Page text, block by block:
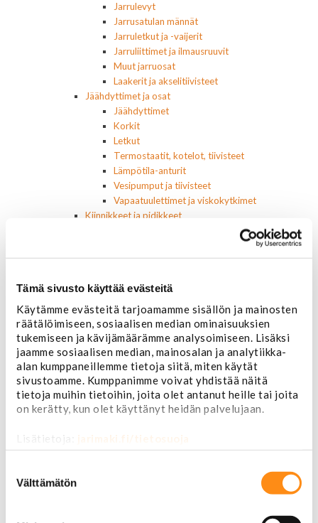
Tämä sivusto käyttää evästeitä
Käytämme evästeitä tarjoamamme sisällön ja mainosten
räätälöimiseen, sosiaalisen median ominaisuuksien
tukemiseen ja kävijämäärämme analysoimiseen. Lisäksi
jaamme sosiaalisen median, mainosalan ja analytiikka-
alan kumppaneillemme tietoja siitä, miten käytät
sivustoamme. Kumppanimme voivat yhdistää näitä
tietoja muihin tietoihin, joita olet antanut heille tai joita
on kerätty, kun olet käyttänyt heidän palvelujaan.
Lisätietoja: jarimaki.fi/tietosuoja
valinta
Välttämätön
Jarrulevyt
Jarrusatulan männät
Jarruletkut ja -vaijerit
Jarruliittimet ja ilmausruuvit
Muut jarruosat
Laakerit ja akselitiivisteet
Jäähdyttimet ja osat
Jäähdyttimet
Korkit
Letkut
Termostaatit, kotelot, tiivisteet
Lämpötila-anturit
Vesipumput ja tiivisteet
Vapaatuulettimet ja viskokytkimet
Kiinnikkeet ja pidikkeet
Yläpallonivelet
Raidetangonpäät ulompi
Vakaajan linkit
Polttoaine- ja ilmanottolaitteet
Suodattimet
Öljynsuodattimet
AC Delco
Motocraft
Harvinaiset
Muut öljynsuodattimet
Muut